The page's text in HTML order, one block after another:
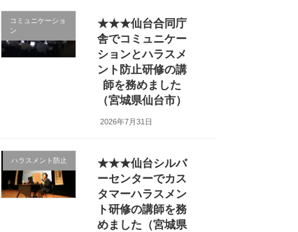
コミュニケーショ
ン
★★★仙台合同庁
舎でコミュニケー
ションとハラスメ
ント防止研修の講
師を務めました
（宮城県仙台市）
2026年7月31日
ハラスメント防止
★★★仙台シルバ
ーセンターでカス
タマーハラスメン
ト研修の講師を務
めました（宮城県